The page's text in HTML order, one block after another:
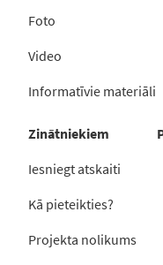
Foto
Video
Informatīvie materiāli
Zinātniekiem
Iesniegt atskaiti
Kā pieteikties?
Projekta nolikums